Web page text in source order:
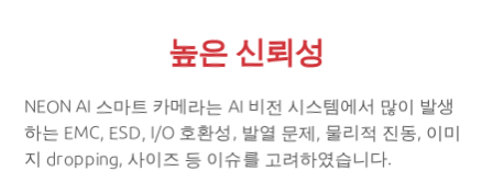
높은 신뢰성
NEON AI 스마트 카메라는 AI 비전 시스템에서 많이 발생
하는 EMC, ESD, I/O 호환성, 발열 문제, 물리적 진동, 이미
지 dropping, 사이즈 등 이슈를 고려하였습니다.